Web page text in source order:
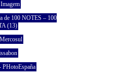
de 100 NOTES – 100
(13)